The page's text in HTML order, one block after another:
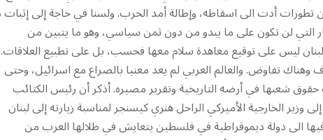
السابع عشر من ايار 1983 ، وما تلاه من تطورات أدت الى اسقاطه، وإطالة أمد الحرب. ولسنا في حاجة إلى
لن تكون على ما يبدو من دون ثمن سياسي، وهو ما يتبين من
ليس على توقيع معاهدة سلام معها فحسب، بل على تطبيع
وهناك تفاوض. والعالم العربي لم يعد معنيا بالصراع مع اسرائيل، وحتى
شعبها في أرضه التاريخية وتقرير مصيره. أذكر أن رئيس الكتائب
قد وجه في العام 1974 رسالة مفتوحة إلى وزير الخارجية الأميركي الراحل هنري كيسنجر لمناسبة زيارته إلى لبنان
الى دولة ديموقراطية في فلسطين يتعايش في ظلالها العرب من